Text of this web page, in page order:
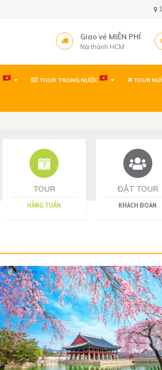
Giao vé MIỄN PHÍ
Nội thành HCM
Văn
Tp. Hồ Chí
Văn
60 Thanh
TOUR TRONG NƯỚC TOUR
TOUR
HẰNG TUẦN
ĐẶT TOUR
KHÁCH ĐOÀN